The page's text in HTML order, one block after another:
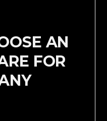
AN
FOR